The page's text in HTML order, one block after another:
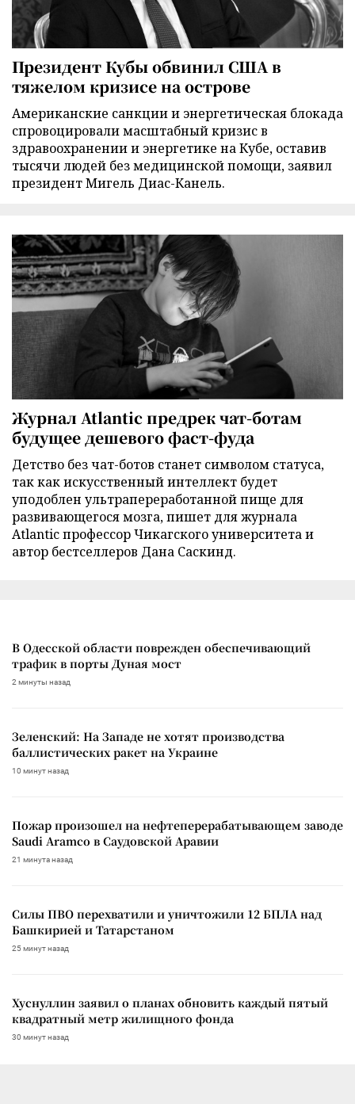
Президент Кубы обвинил США в
тяжелом кризисе на острове
Американские санкции и энергетическая блокада
спровоцировали масштабный кризис в
здравоохранении и энергетике на Кубе, оставив
тысячи людей без медицинской помощи, заявил
президент Мигель Диас-Канель.
Журнал Atlantic предрек чат-ботам
будущее дешевого фаст-фуда
Детство без чат-ботов станет символом статуса,
так как искусственный интеллект будет
уподоблен ультрапереработанной пище для
развивающегося мозга, пишет для журнала
Atlantic профессор Чикагского университета и
автор бестселлеров Дана Саскинд.
В Одесской области поврежден обеспечивающий
трафик в порты Дуная мост
2 минуты назад
Зеленский: На Западе не хотят производства
баллистических ракет на Украине
10 минут назад
Пожар произошел на нефтеперерабатывающем заводе
Saudi Aramco в Саудовской Аравии
21 минута назад
Силы ПВО перехватили и уничтожили 12 БПЛА над
Башкирией и Татарстаном
25 минут назад
Хуснуллин заявил о планах обновить каждый пятый
квадратный метр жилищного фонда
30 минут назад